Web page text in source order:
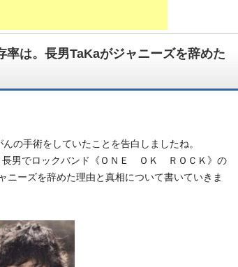
率は。長男TaKaがジャニーズを辞めた
んの手術をしていたことを告白しましたね。
長男でロックバンド《ＯＮＥ ＯＫ ＲＯＣＫ》の
ニーズを辞めた理由と真相について書いていきま